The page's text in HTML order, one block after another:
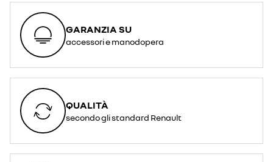
GARANZIA SU
accessori e manodopera
QUALITÀ
secondo gli standard Renault